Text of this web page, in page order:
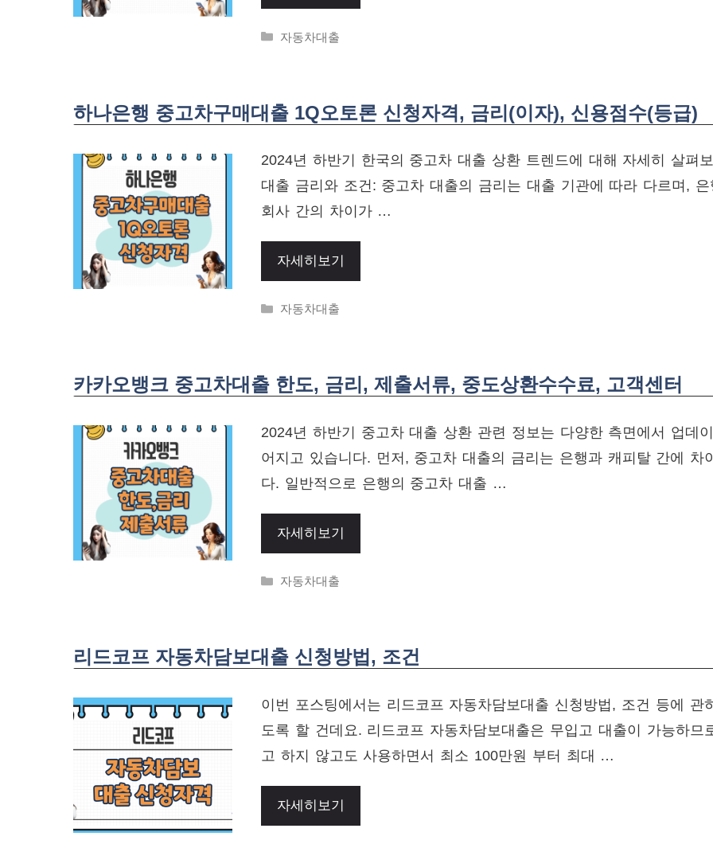
Categories
자동차대출
하나은행 중고차구매대출 1Q오토론 신청자격, 금리(이자), 신용점수(등급)
2024년 하반기 한국의 중고차 대출 상환 트렌드에 대해 자세히 살펴
대출 금리와 조건: 중고차 대출의 금리는 대출 기관에 따라 다르며,
회사 간의 차이가 …
자세히보기
Categories
자동차대출
카카오뱅크 중고차대출 한도, 금리, 제출서류, 중도상환수수료, 고객센터
2024년 하반기 중고차 대출 상환 관련 정보는 다양한 측면에서 업데
어지고 있습니다. 먼저, 중고차 대출의 금리는 은행과 캐피탈 간에 차
다. 일반적으로 은행의 중고차 대출 …
자세히보기
Categories
자동차대출
리드코프 자동차담보대출 신청방법, 조건
이번 포스팅에서는 리드코프 자동차담보대출 신청방법, 조건 등에 관
도록 할 건데요. 리드코프 자동차담보대출은 무입고 대출이 가능하므
고 하지 않고도 사용하면서 최소 100만원 부터 최대 …
자세히보기